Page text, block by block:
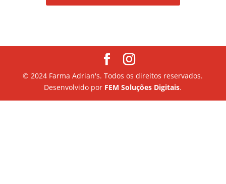
© 2024 Farma Adrian's. Todos os direitos reservados.
Desenvolvido por FEM Soluções Digitais.